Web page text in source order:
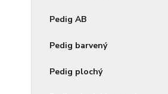
Pedig AB
Pedig barvený
Pedig plochý